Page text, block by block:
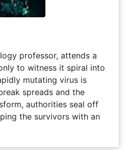
professor, attends a
to witness it spiral into
mutating virus is
spreads and the
authorities seal off
the survivors with an